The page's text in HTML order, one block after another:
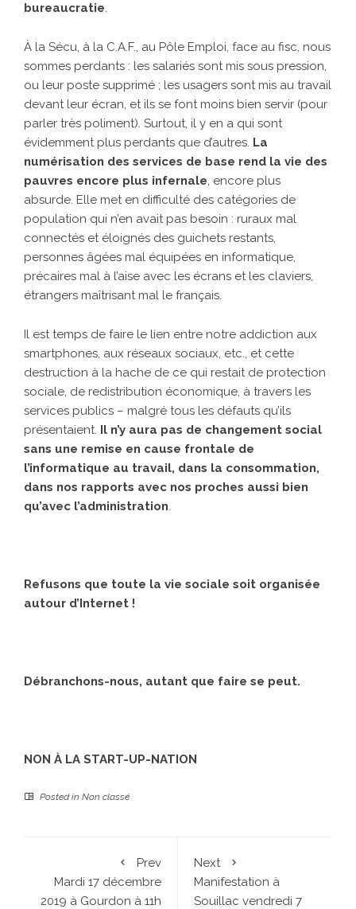
bureaucratie.
À la Sécu, à la C.A.F., au Pôle Emploi, face au fisc, nous
sommes perdants : les salariés sont mis sous pression,
ou leur poste supprimé ; les usagers sont mis au travail
devant leur écran, et ils se font moins bien servir (pour
parler très poliment). Surtout, il y en a qui sont
évidemment plus perdants que d’autres. La
numérisation des services de base rend la vie des
pauvres encore plus infernale, encore plus
absurde. Elle met en difficulté des catégories de
population qui n’en avait pas besoin : ruraux mal
connectés et éloignés des guichets restants,
personnes âgées mal équipées en informatique,
précaires mal à l’aise avec les écrans et les claviers,
étrangers maîtrisant mal le français.
Il est temps de faire le lien entre notre addiction aux
smartphones, aux réseaux sociaux, etc., et cette
destruction à la hache de ce qui restait de protection
sociale, de redistribution économique, à travers les
services publics – malgré tous les défauts qu’ils
présentaient. Il n’y aura pas de changement social
sans une remise en cause frontale de
l’informatique au travail, dans la consommation,
dans nos rapports avec nos proches aussi bien
qu’avec l’administration.
Refusons que toute la vie sociale soit organisée
autour d’Internet !
Débranchons-nous, autant que faire se peut.
NON À LA START-UP-NATION
Posted in Non classé
Prev
Mardi 17 décembre
2019 à Gourdon à 11h
Next
Manifestation à
Souillac vendredi 7